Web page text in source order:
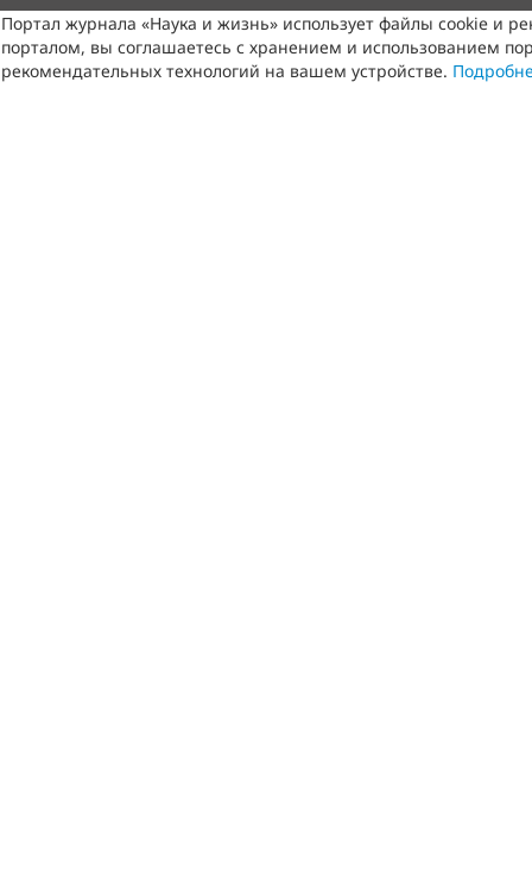
Портал журнала «Наука и жизнь» использует файлы cookie и
порталом, вы соглашаетесь с хранением и использованием
рекомендательных технологий на вашем устройстве.